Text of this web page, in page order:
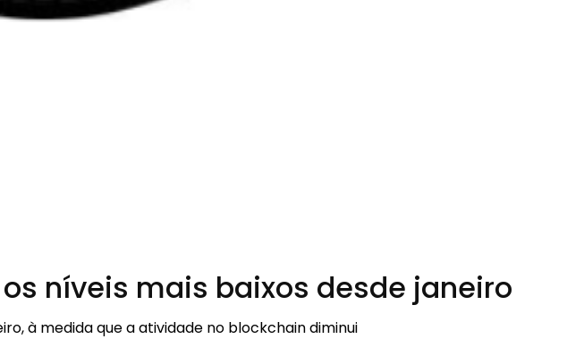
níveis mais baixos desde janeiro
à medida que a atividade no blockchain diminui